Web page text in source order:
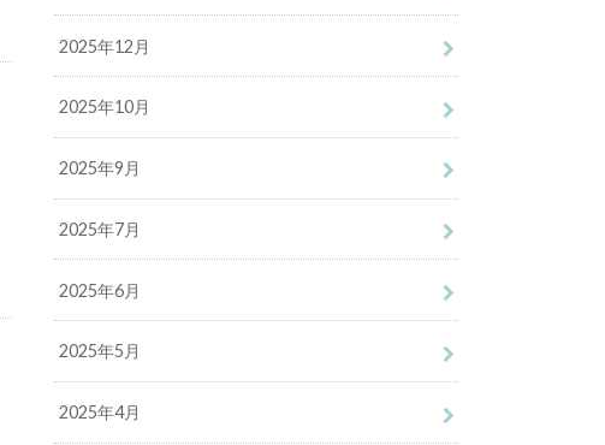
2025年12月
2025年10月
2025年9月
2025年7月
2025年6月
2025年5月
2025年4月